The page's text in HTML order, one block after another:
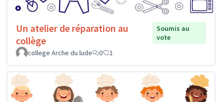
Un atelier de réparation au
collège
Soumis au
vote
college Arche du lude
0 1